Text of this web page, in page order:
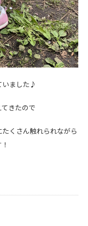
いました♪
きたので
くさん触れられながら